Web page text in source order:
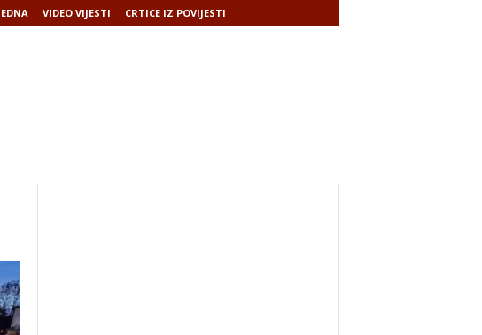
VIDEO VIJESTI CRTICE IZ POVIJESTI